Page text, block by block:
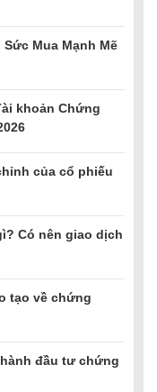
Sức Mua Mạnh Mẽ
khoản Chứng
của cổ phiếu
Có nên giao dịch
tạo về chứng
đầu tư chứng